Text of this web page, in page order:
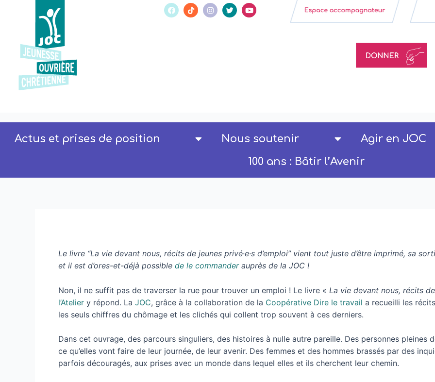
Actus et prises de position Nous soutenir
Agir en JOC
100 ans : Bâtir l’Avenir
Le livre “La vie devant nous, récits de jeunes privé·e·s d’emploi” vient tout juste d’être imprimé, sa
et il est d’ores-et-déjà possible de le commanderauprès de la JOC !
Non, il ne suffit pas de traverser la rue pour trouver un emploi ! Le livre « La vie devant nous, récits
l’Atelier y répond. La JOC, grâce à la collaboration de la Coopérative Dire le travail a recueilli les
les seuls chiffres du chômage et les clichés qui collent trop souvent à ces derniers.
Dans cet ouvrage, des parcours singuliers, des histoires à nulle autre pareille. Des personnes pleines
ce qu’elles vont faire de leur journée, de leur avenir. Des femmes et des hommes brassés par des
parfois découragés, aux prises avec un monde dans lequel elles et ils cherchent leur chemin.